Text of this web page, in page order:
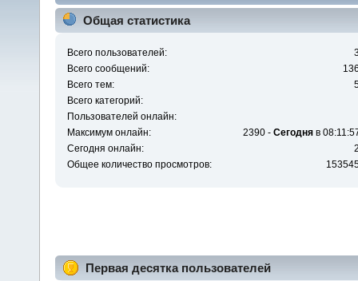
Общая статистика
Всего пользователей:
Всего сообщений:
Всего тем:
Всего категорий:
Пользователей онлайн:
Максимум онлайн:
2390 - Сегодняв
Сегодня онлайн:
Общее количество просмотров:
Первая десятка пользователей